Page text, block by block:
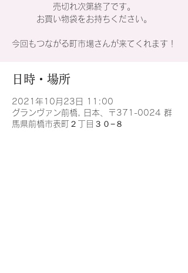
売切れ次第終了です。
お買い物袋をお持ちください。
今回もつながる町市場さんが来てくれます！
日時・場所
2021年10月23日 11:00
グランヴァン前橋, 日本、〒371-0024 群
馬県前橋市表町２丁目３０−８